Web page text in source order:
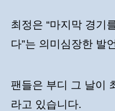
최정은 “마지막 경기
다”는 의미심장한 발
팬들은 부디 그 날이
라고 있습니다.